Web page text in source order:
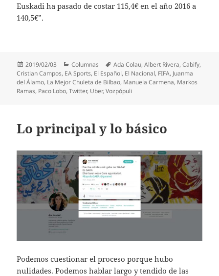
Euskadi ha pasado de costar 115,4€ en el año 2016 a
140,5€”.
Publicado
el
2019/02/03 Categorías
Columnas Etiquetas
Ada Colau,Albert Rivera,Cabify,
Cristian Campos, EA Sports, El Español, El Nacional, FIFA, Juanma
del Álamo, La Mejor Chuleta de Bilbao, Manuela Carmena, Markos
Ramas, Paco Lobo,Twitter, Uber,Vozpópuli
Lo principal y lo básico
Podemos cuestionar el proceso porque hubo
nulidades. Podemos hablar largo y tendido de las